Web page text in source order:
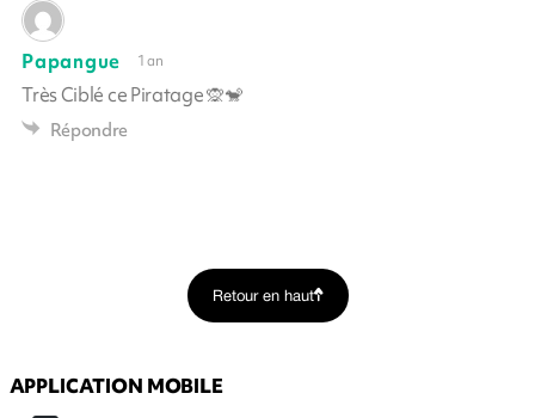
Papangue 1 an
Très Ciblé ce Piratage 🙊🐒
Répondre
Retour en haut
APPLICATION MOBILE